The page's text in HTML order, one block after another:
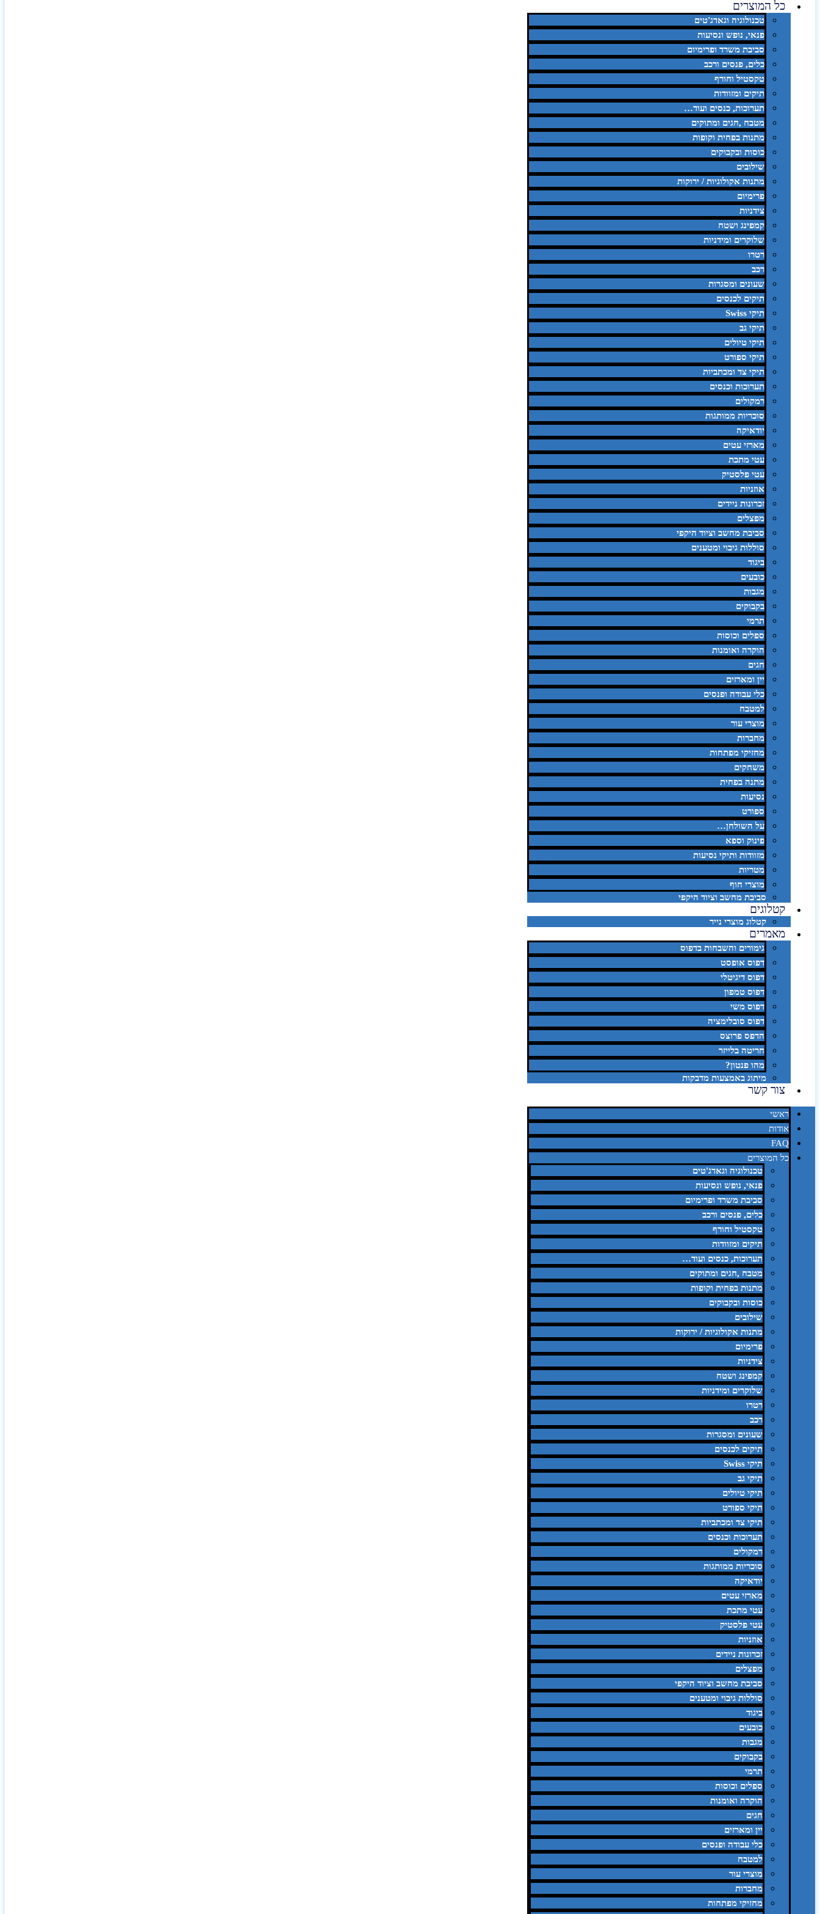
כל המוצרים
טכנולוגיה וגאדג'טים
פנאי, נופש ונסיעות
סביבת משרד ופרימיום
כלים, פנסים ורכב
טקסטיל וחורף
תיקים ומזוודות
תערוכות, כנסים ועוד…
מטבח ,חגים ומתוקים
מתנות בפחית וקופות
כוסות ובקבוקים
שילובים
מתנות אקולוגיות / ירוקות
פרימיום
צידניות
קמפינג ושטח
שלוקרים ומידניות
רטרו
רכב
שעונים ומסגרות
תיקים לכנסים
תיקי Swiss
תיקי גב
תיקי טיולים
תיקי ספורט
תיקי צד ומכתביות
תערוכות וכנסים
רמקולים
סוכריות ממותגות
יודאיקה
מארזי עטים
עטי מתכת
עטי פלסטיק
אוזניות
זכרונות ניידים
מפצלים
סביבת מחשב וציוד היקפי
סוללות גיבוי ומטענים
ביגוד
כובעים
מגבות
בקבוקים
תרמי
ספלים וכוסות
הוקרה ואומנות
חגים
יין ומארזים
כלי עבודה ופנסים
למטבח
מוצרי עור
מחברות
מחזיקי מפתחות
משחקים
מתנה בפחית
נסיעות
ספורט
על השולחן…
פינוק וספא
מזוודות ותיקי נסיעות
מטריות
מוצרי חוף
סביבת מחשב וציוד היקפי
קטלוגים
קטלוג מוצרי נייר
מאמרים
גימורים והשבחות בדפוס
דפוס אופסט
דפוס דיגיטלי
דפוס טמפון
דפוס משי
דפוס סובלימציה
הדפס פרוצס
חריטה בלייזר
מהו פנטון?
מיתוג באמצעות מדבקות
צור קשר
ראשי
אודות
FAQ
כל המוצרים
טכנולוגיה וגאדג'טים
פנאי, נופש ונסיעות
סביבת משרד ופרימיום
כלים, פנסים ורכב
טקסטיל וחורף
תיקים ומזוודות
תערוכות, כנסים ועוד…
מטבח ,חגים ומתוקים
מתנות בפחית וקופות
כוסות ובקבוקים
שילובים
מתנות אקולוגיות / ירוקות
פרימיום
צידניות
קמפינג ושטח
שלוקרים ומידניות
רטרו
רכב
שעונים ומסגרות
תיקים לכנסים
תיקי Swiss
תיקי גב
תיקי טיולים
תיקי ספורט
תיקי צד ומכתביות
תערוכות וכנסים
רמקולים
סוכריות ממותגות
יודאיקה
מארזי עטים
עטי מתכת
עטי פלסטיק
אוזניות
זכרונות ניידים
מפצלים
סביבת מחשב וציוד היקפי
סוללות גיבוי ומטענים
ביגוד
כובעים
מגבות
בקבוקים
תרמי
ספלים וכוסות
הוקרה ואומנות
חגים
יין ומארזים
כלי עבודה ופנסים
למטבח
מוצרי עור
מחברות
מחזיקי מפתחות